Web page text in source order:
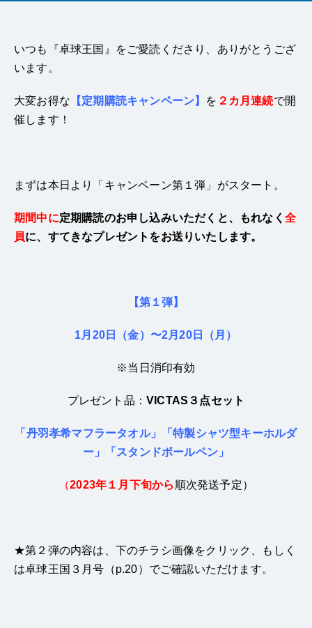
いつも『卓球王国』をご愛読くださり、ありがとうござ
います。
大変お得な 【定期購読キャンペーン】 を ２カ月連続で開
催します！
まずは本日より「キャンペーン第１弾」がスタート。
期間中に定期購読のお申し込みいただくと、もれなく 全
員に、すてきなプレゼントをお送りいたします。
【第１弾】
1月20日（金）〜2月20日（月）
※当日消印有効
プレゼント品：VICTAS３点セット
「丹羽孝希マフラータオル」「特製シャツ型キーホルダ
ー」「スタンドボールペン」
（2023年１月 下旬から 順次発送予定）
★第２弾の内容は、下のチラシ画像をクリック、もしく
は卓球王国３月号（p.20）でご確認いただけます。